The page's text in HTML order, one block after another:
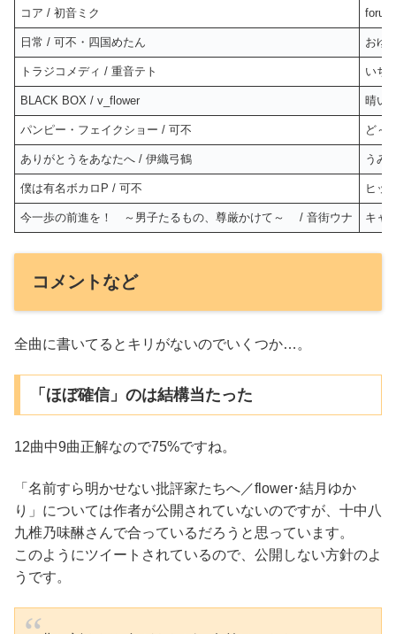
コア / 初音ミク forute
日常 / 可不・四国めたん おゆ
トラジコメディ / 重音テト いち
BLACK BOX / v_flower 晴い
パンピー・フェイクショー / 可不 ど～
ありがとうをあなたへ / 伊織弓鶴 うみ
僕は有名ボカロP / 可不 ヒッ
今一歩の前進を！ ～男子たるもの、尊厳かけて～ / 音街ウナ キャ
コメントなど
全曲に書いてるとキリがないのでいくつか…。
「ほぼ確信」のは結構当たった
12曲中9曲正解なので75%ですね。
「名前すら明かせない批評家たちへ／flower･結月ゆか
り」については作者が公開されていないのですが、十中八
九椎乃味醂さんで合っているだろうと思っています。
このようにツイートされているので、公開しない方針のよ
うです。